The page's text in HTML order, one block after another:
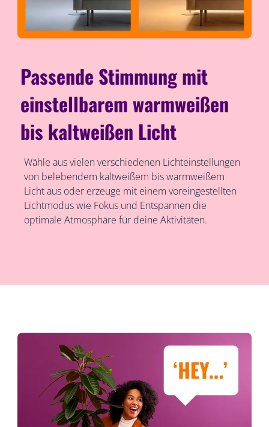
Passende Stimmung mit
einstellbarem warmweißen
bis kaltweißen Licht
Wähle aus vielen verschiedenen Lichteinstellungen
von belebendem kaltweißem bis warmweißem
Licht aus oder erzeuge mit einem voreingestellten
Lichtmodus wie Fokus und Entspannen die
optimale Atmosphäre für deine Aktivitäten.